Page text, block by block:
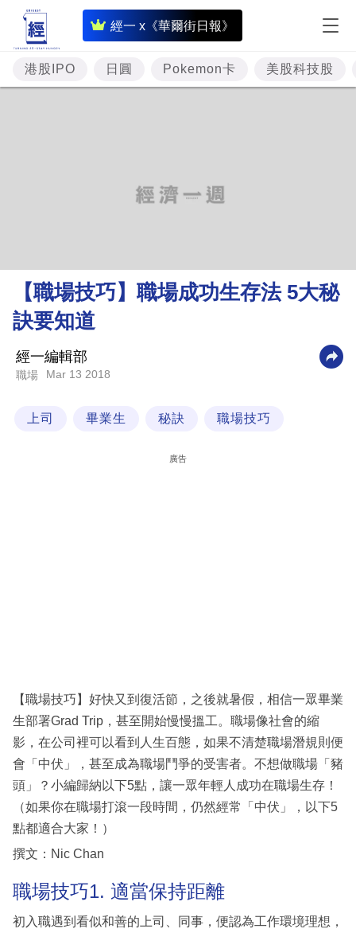
經一 x《華爾街日報》
即
時
財
經
理
財
科
區
港股IPO 日圓 Pokemon卡 美股科技股
【職場技巧】職場成功生存法 5大秘
訣要知道
經一編輯部
職場 Mar 13 2018
上司 畢業生 秘訣 職場技巧
廣告
【職場技巧】好快又到復活節，之後就暑假，相信一眾畢業
生部署Grad Trip，甚至開始慢慢搵工。職場像社會的縮
影，在公司裡可以看到人生百態，如果不清楚職場潛規則便
會「中伏」，甚至成為職場鬥爭的受害者。不想做職場「豬
頭」？小編歸納以下5點，讓一眾年輕人成功在職場生存！
（如果你在職場打滾一段時間，仍然經常「中伏」，以下5
點都適合大家！）
撰文：Nic Chan
職場技巧1. 適當保持距離
初入職遇到看似和善的上司、同事，便認為工作環境理想，